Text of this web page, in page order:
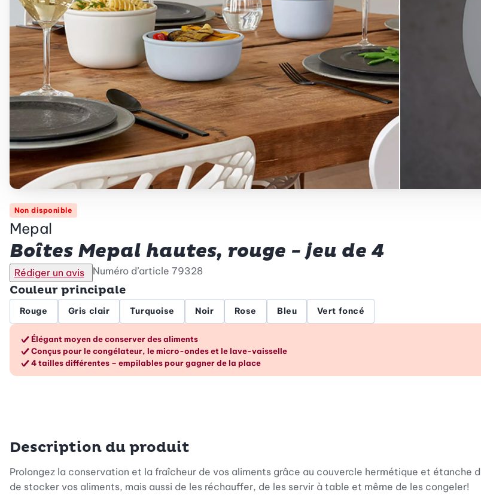
Non disponible
Mepal
Boîtes Mepal hautes, rouge - jeu de 4
Rédiger un avis Numéro d’article 79328
Couleur principale
Rouge Gris clair Turquoise Noir Rose Bleu Vert foncé
Les avantages en un coup d’œil
Élégant moyen de conserver des aliments
Conçus pour le congélateur, le micro-ondes et le lave-vaisselle
4 tailles différentes – empilables pour gagner de la place
Description du produit
Prolongez la conservation et la fraîcheur de vos aliments grâce au couvercle hermétique et
de stocker vos aliments, mais aussi de les réchauffer, de les servir à table et même de les congeler!